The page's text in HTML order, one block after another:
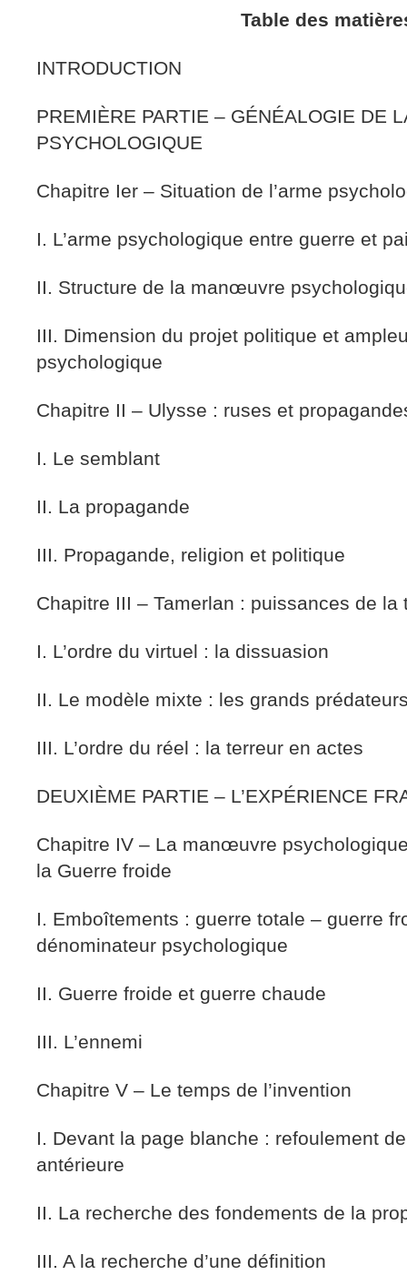
Table des
INTRODUCTION
PREMIÈRE PARTIE – GÉNÉALOGIE DE
PSYCHOLOGIQUE
Chapitre Ier – Situation de l’arme
I. L’arme psychologique entre guerre et
II. Structure de la manœuvre
III. Dimension du projet politique et
psychologique
Chapitre II – Ulysse : ruses et
I. Le semblant
II. La propagande
III. Propagande, religion et politique
Chapitre III – Tamerlan : puissances de la
I. L’ordre du virtuel : la dissuasion
II. Le modèle mixte : les grands
III. L’ordre du réel : la terreur en actes
DEUXIÈME PARTIE – L’EXPÉRIENCE
Chapitre IV – La manœuvre
la Guerre froide
I. Emboîtements : guerre totale – guerre
dénominateur psychologique
II. Guerre froide et guerre chaude
III. L’ennemi
Chapitre V – Le temps de l’invention
I. Devant la page blanche : refoulement
antérieure
II. La recherche des fondements de la
III. A la recherche d’une définition